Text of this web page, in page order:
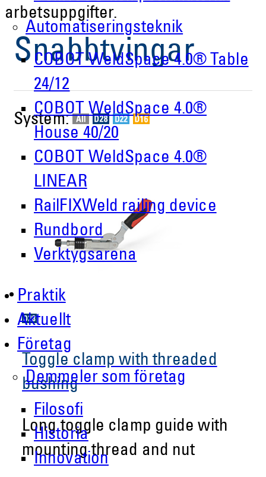
Automatiseringsteknik
COBOT WeldSpace 4.0® Table
24/12
COBOT WeldSpace 4.0®
House 40/20
COBOT WeldSpace 4.0®
LINEAR
RailFIXWeld railing device
Rundbord
Verktygsarena
Praktik
Aktuellt
Företag
Demmeler som företag
Filosofi
Historia
Innovation
arbetsuppgifter.
Snabbtvingar
System:
Toggle clamp with threaded
bushing
Long toggle clamp guide with
mounting thread and nut